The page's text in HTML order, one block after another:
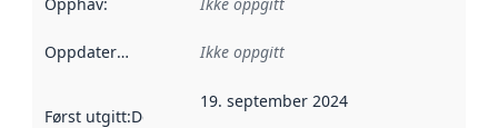
Oppdateringsfrekvens :
Ikke oppgitt
Først utgitt:Denne datoen sier når dataene i dette
19. september 2024